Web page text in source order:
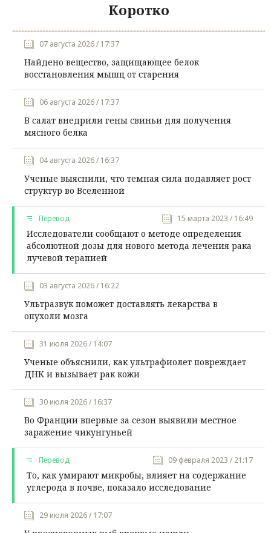
Коротко
07 августа 2026 / 17:37
Найдено вещество, защищающее белок
восстановления мышц от старения
06 августа 2026 / 17:37
В салат внедрили гены свиньи для получения
мясного белка
04 августа 2026 / 16:37
Ученые выяснили, что темная сила подавляет рост
структур во Вселенной
Перевод 15 марта 2023 / 16:49
Исследователи сообщают о методе определения
абсолютной дозы для нового метода лечения рака
лучевой терапией
03 августа 2026 / 16:22
Ультразвук поможет доставлять лекарства в
опухоли мозга
31 июля 2026 / 14:07
Ученые объяснили, как ультрафиолет повреждает
ДНК и вызывает рак кожи
30 июля 2026 / 16:37
Во Франции впервые за сезон выявили местное
заражение чикунгуньей
Перевод 09 февраля 2023 / 21:17
То, как умирают микробы, влияет на содержание
углерода в почве, показало исследование
29 июля 2026 / 17:07